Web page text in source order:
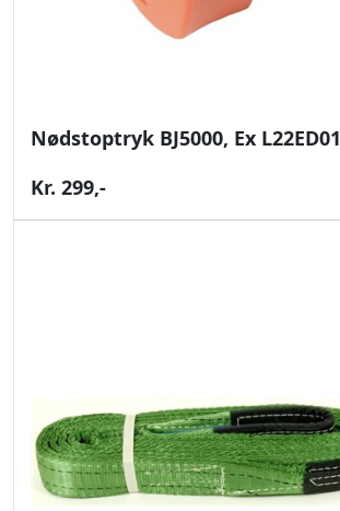
Nødstoptryk BJ5000, Ex L22ED01
Kr. 299,-